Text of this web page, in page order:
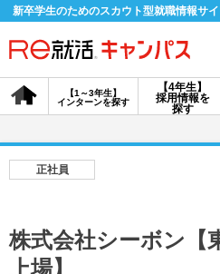
新卒学生のためのスカウト型就職情報サイ
【4年生】
採用情報を
探す
【1～3年生】
インターンを探す
会員登録
【4年生】
採用情報を探す
正社員
株式会社シーボン【
上場】